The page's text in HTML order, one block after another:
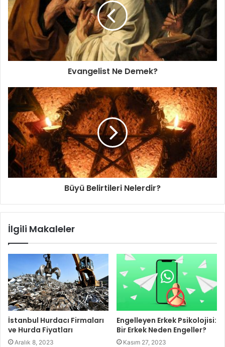
Evangelist Ne Demek?
Büyü Belirtileri Nelerdir?
İlgili Makaleler
İstanbul Hurdacı Firmaları
ve Hurda Fiyatları
Aralık 8, 2023
Engelleyen Erkek Psikolojisi:
Bir Erkek Neden Engeller?
Kasım 27, 2023